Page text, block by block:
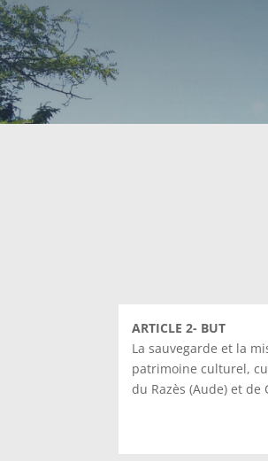
ARTICLE 2- BUT
La sauvegarde et la
patrimoine culturel,
du Razès (Aude) et de